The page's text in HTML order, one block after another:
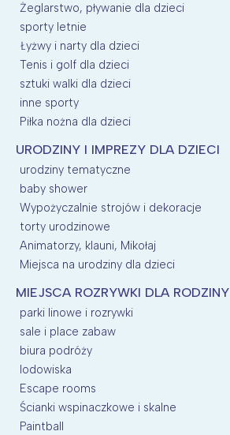
Żeglarstwo, pływanie dla dzieci
sporty letnie
Łyżwy i narty dla dzieci
Tenis i golf dla dzieci
sztuki walki dla dzieci
inne sporty
Piłka nożna dla dzieci
URODZINY I IMPREZY DLA DZIECI
urodziny tematyczne
baby shower
Wypożyczalnie strojów i dekoracje
torty urodzinowe
Animatorzy, klauni, Mikołaj
Miejsca na urodziny dla dzieci
MIEJSCA ROZRYWKI DLA RODZINY
parki linowe i rozrywki
sale i place zabaw
biura podróży
lodowiska
Escape rooms
Ścianki wspinaczkowe i skalne
Paintball